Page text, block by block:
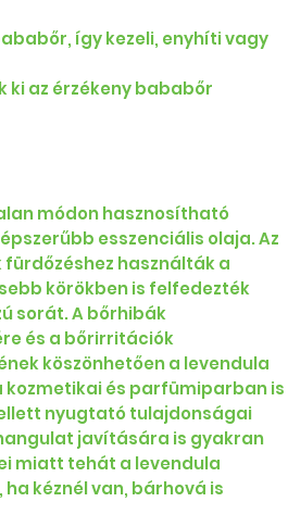
így kezeli, enyhíti vagy
az érzékeny bababőr
módon hasznosítható
esszenciális olaja. Az
használták a
körökben is felfedezték
sorát. A bőrhibák
és a bőrirritációk
köszönhetően a levendula
kozmetikai és parfümiparban is
nyugtató tulajdonságai
javítására is gyakran
miatt tehát a levendula
kéznél van, bárhová is